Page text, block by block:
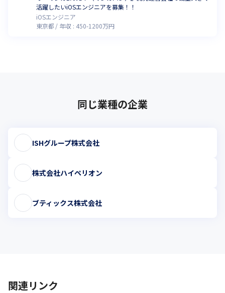
活躍したいiOSエンジニアを募集！！
iOSエンジニア
東京都
年収 : 450-1200万円
同じ業種の企業
ISHグループ株式会社
株式会社ハイペリオン
ブティックス株式会社
関連リンク